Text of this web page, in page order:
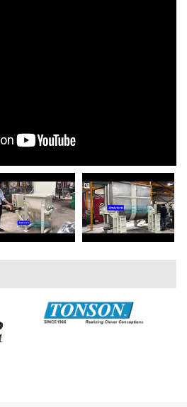
GIÁ RẺ CHO NGÀNH HÓA CHẤT?
Máy nghiền dung môi giá rẻ có thực sự
phù hợp với ngành hóa chất? Bài viết
phân tích ưu, nhược điểm của máy...
5 LỢI ÍCH NỔI BẬT KHI SỬ DỤNG MÁY